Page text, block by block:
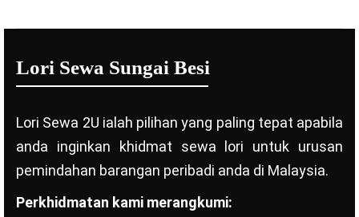
Lori Sewa Sungai Besi
Lori Sewa 2U ialah pilihan yang paling tepat apabila
anda inginkan khidmat sewa lori untuk urusan
pemindahan barangan peribadi anda di Malaysia.
Perkhidmatan kami merangkumi: